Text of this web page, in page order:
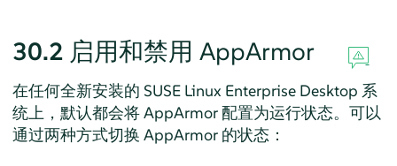
30.2 启用和禁用 AppArmor
在任何全新安装的 SUSE Linux Enterprise Desktop 系
统上，默认都会将AppArmor配置为运行状态。可以
通过两种方式切换 AppArmor的状态：